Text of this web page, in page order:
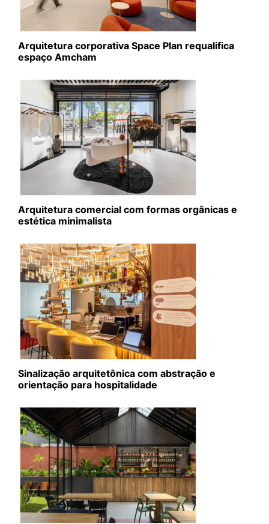
Arquitetura corporativa Space Plan requalifica
espaço Amcham
Arquitetura comercial com formas orgânicas e
estética minimalista
Sinalização arquitetônica com abstração e
orientação para hospitalidade